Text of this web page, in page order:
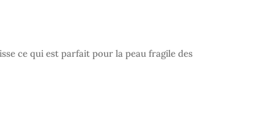
ce qui est parfait pour la peau fragile des